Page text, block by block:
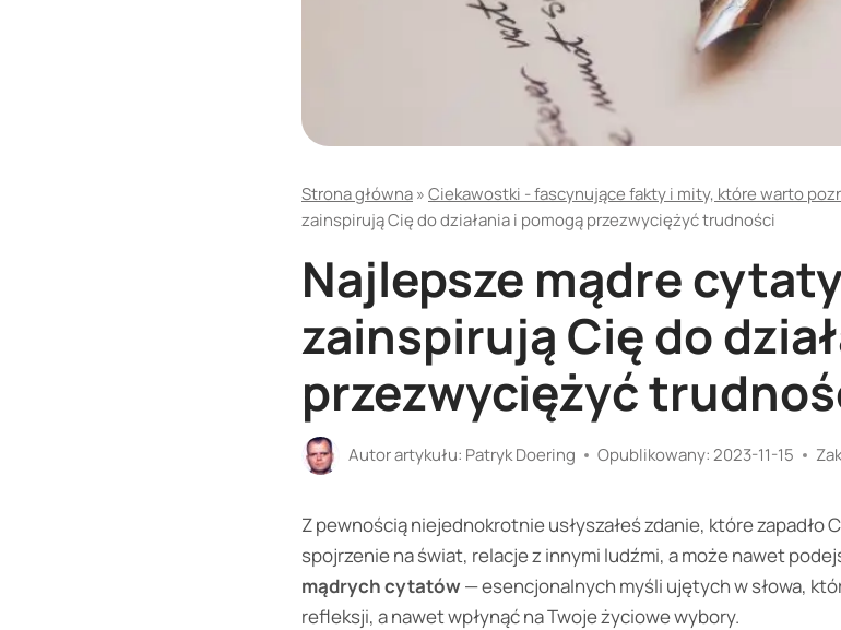
Strona główna»Ciekawostki - fascynujące fakty i mity, które warto
zainspirują Cię do działania i pomogą przezwyciężyć trudności
Najlepsze mądre
zainspirują Cię do
przezwyciężyć
Autor artykułu: Patryk Doering Opublikowany: 2023-11-15
Z pewnością niejednokrotnie usłyszałeś zdanie, które zapadło
spojrzenie na świat, relacje z innymi ludźmi, a może nawet
mądrych cytatów — esencjonalnych myśli ujętych w słowa,
refleksji, a nawet wpłynąć na Twoje życiowe wybory.